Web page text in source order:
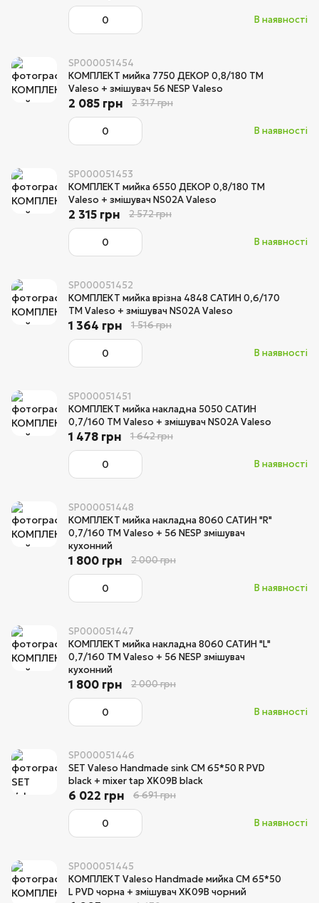
В наявності
SP000051454
КОМПЛЕКТ мийка 7750 ДЕКОР 0,8/180 TM
Valeso + змішувач 56 NESP Valeso
В наявності
2 085 грн 2 317 грн
SP000051453
КОМПЛЕКТ мийка 6550 ДЕКОР 0,8/180 TM
Valeso + змішувач NS02A Valeso
В наявності
2 315 грн 2 572 грн
SP000051452
КОМПЛЕКТ мийка врізна 4848 САТИН 0,6/170
TM Valeso + змішувач NS02A Valeso
В наявності
1 364 грн 1 516 грн
SP000051451
КОМПЛЕКТ мийка накладна 5050 САТИН
0,7/160 TM Valeso + змішувач NS02A Valeso
В наявності
1 478 грн 1 642 грн
SP000051448
КОМПЛЕКТ мийка накладна 8060 САТИН "R"
0,7/160 TM Valeso + 56 NESP змішувач
кухонний
В наявності
1 800 грн 2 000 грн
SP000051447
КОМПЛЕКТ мийка накладна 8060 САТИН "L"
0,7/160 TM Valeso + 56 NESP змішувач
кухонний
В наявності
1 800 грн 2 000 грн
SP000051446
SET Valeso Handmade sink CM 65*50 R PVD
black + mixer tap XK09B black
В наявності
6 022 грн 6 691 грн
SP000051445
КОМПЛЕКТ Valeso Handmade мийка CM 65*50
L PVD чорна + змішувач XK09B чорний